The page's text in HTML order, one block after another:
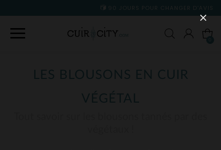
90 JOURS POUR CHANGER D'AVIS
LES BLOUSONS EN CUIR
VÉGÉTAL